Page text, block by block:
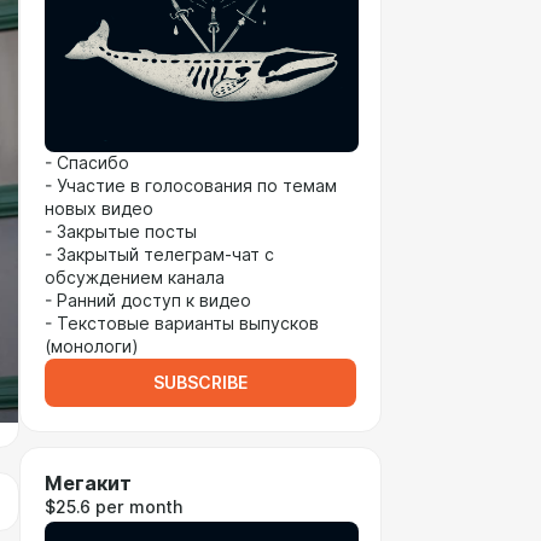
- Спасибо
- Участие в голосования по темам
новых видео
- Закрытые посты
- Закрытый телеграм-чат с
обсуждением канала
- Ранний доступ к видео
- Текстовые варианты выпусков
(монологи)
SUBSCRIBE
Мегакит
$25.6 per month